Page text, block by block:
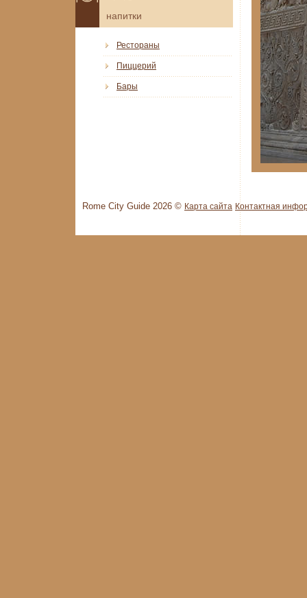
напитки
Рестораны
Пиццерий
Бары
Rome City Guide 2026 © Карта сайта Контактная